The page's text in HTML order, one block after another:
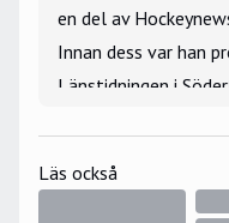
en del av
Innan dess var han
Länstidningen i
Han har bevakat
Läs också